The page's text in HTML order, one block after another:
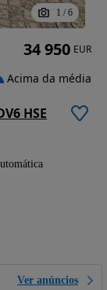
1 / 6
HSE
Ver anúncios
34 950 EUR
Acima da média